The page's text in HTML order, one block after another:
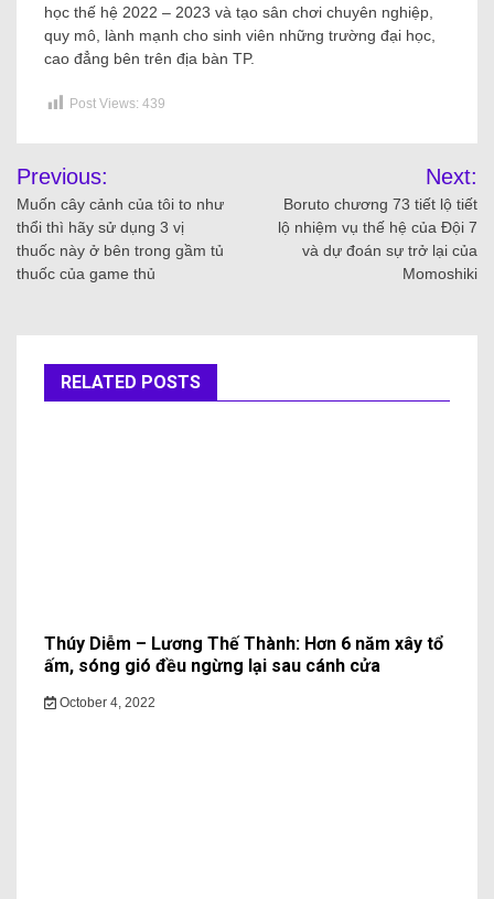
học thế hệ 2022 – 2023 và tạo sân chơi chuyên nghiệp,
quy mô, lành mạnh cho sinh viên những trường đại học,
cao đẳng bên trên địa bàn TP.
Post Views: 439
Previous:
Muốn cây cảnh của tôi to như
thổi thì hãy sử dụng 3 vị
thuốc này ở bên trong gầm tủ
thuốc của game thủ
Next:
Boruto chương 73 tiết lộ tiết
lộ nhiệm vụ thế hệ của Đội 7
và dự đoán sự trở lại của
Momoshiki
RELATED POSTS
Thúy Diễm – Lương Thế Thành: Hơn 6 năm xây tổ
ấm, sóng gió đều ngừng lại sau cánh cửa
October 4, 2022